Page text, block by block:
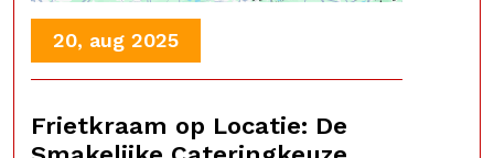
20, aug 2025
Frietkraam op Locatie: De